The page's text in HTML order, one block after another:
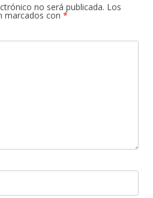
no será publicada. Los
marcados con *